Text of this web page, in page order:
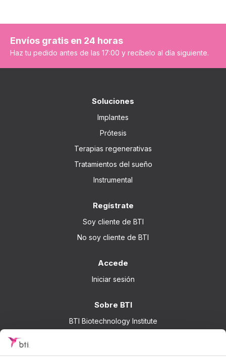
Envíos gratis en 24 horas
Haz tu pedido antes de las 17:00 y recíbelo al día siguiente.
Soluciones
Implantes
Prótesis
Terapias regenerativas
Tratamientos del sueño
Instrumental
Regístrate
Soy cliente de BTI
No soy cliente de BTI
Accede
Iniciar sesión
Sobre BTI
BTI Biotechnology Institute